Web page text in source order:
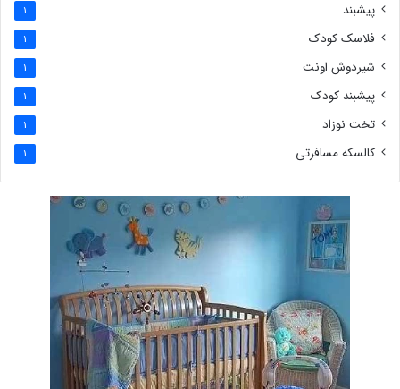
پیشبند 1
فلاسک کودک 1
شیردوش اونت 1
پیشبند کودک 1
تخت نوزاد 1
کالسکه مسافرتی 1